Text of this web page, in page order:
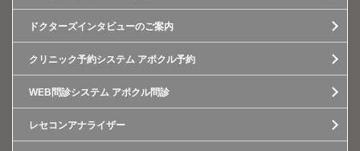
ドクターズインタビューのご案内
クリニック予約システム アポクル予約
WEB問診システム アポクル問診
レセコンアナライザー